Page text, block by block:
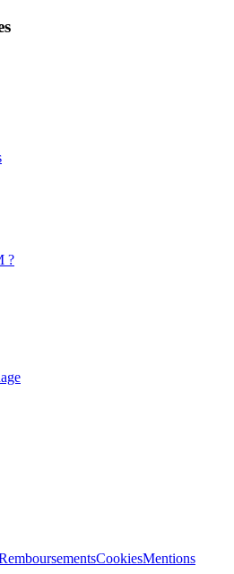
?
CookiesMentions